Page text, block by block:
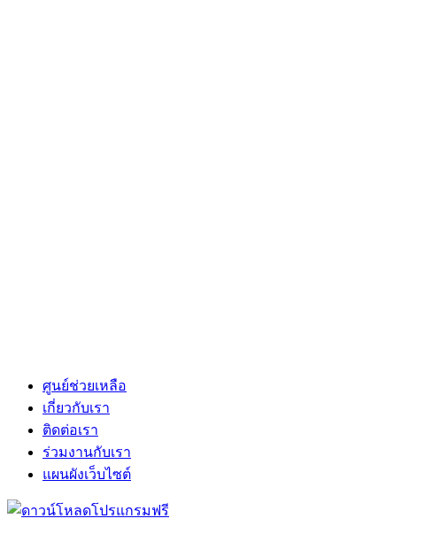
ศูนย์ช่วยเหลือ
เกี่ยวกับเรา
ติดต่อเรา
ร่วมงานกับเรา
แผนผังเว็บไซต์